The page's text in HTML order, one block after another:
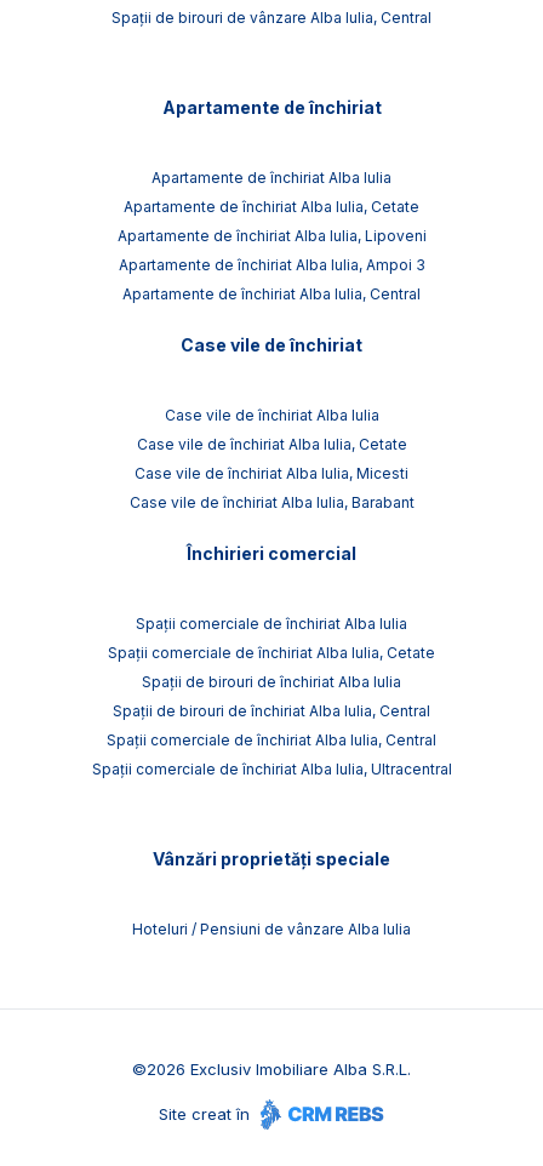
Spații de birouri de vânzare Alba Iulia, Central
Apartamente de închiriat
Apartamente de închiriat Alba Iulia
Apartamente de închiriat Alba Iulia, Cetate
Apartamente de închiriat Alba Iulia, Lipoveni
Apartamente de închiriat Alba Iulia, Ampoi 3
Apartamente de închiriat Alba Iulia, Central
Case vile de închiriat
Case vile de închiriat Alba Iulia
Case vile de închiriat Alba Iulia, Cetate
Case vile de închiriat Alba Iulia, Micesti
Case vile de închiriat Alba Iulia, Barabant
Închirieri comercial
Spații comerciale de închiriat Alba Iulia
Spații comerciale de închiriat Alba Iulia, Cetate
Spații de birouri de închiriat Alba Iulia
Spații de birouri de închiriat Alba Iulia, Central
Spații comerciale de închiriat Alba Iulia, Central
Spații comerciale de închiriat Alba Iulia, Ultracentral
Vânzări proprietăți speciale
Hoteluri / Pensiuni de vânzare Alba Iulia
©2026 Exclusiv Imobiliare Alba S.R.L.
Site creat în